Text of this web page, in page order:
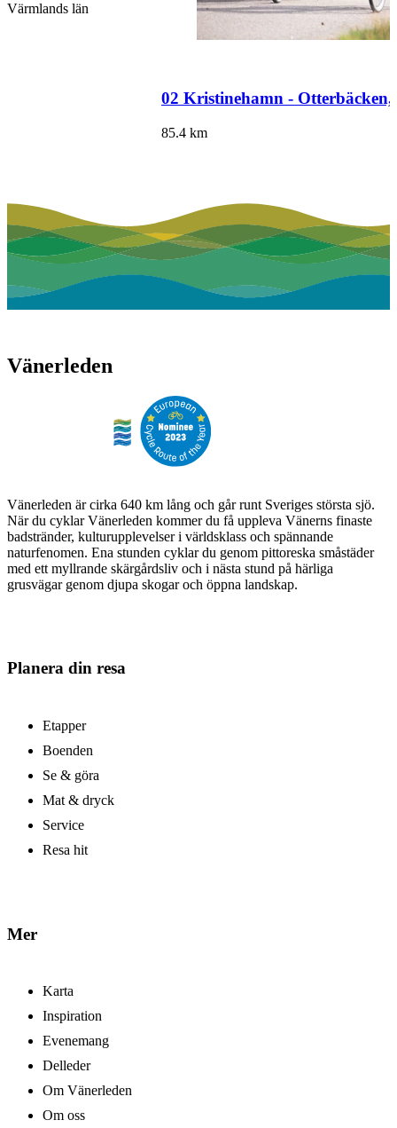
Värmlands län
02 Kristinehamn - Otterbäcken,
85.4 km
Vänerleden
Vänerleden är cirka 640 km lång och går runt Sveriges största sjö.
När du cyklar Vänerleden kommer du få uppleva Vänerns finaste
badstränder, kulturupplevelser i världsklass och spännande
naturfenomen. Ena stunden cyklar du genom pittoreska småstäder
med ett myllrande skärgårdsliv och i nästa stund på härliga
grusvägar genom djupa skogar och öppna landskap.
Planera din resa
Etapper
Boenden
Se & göra
Mat & dryck
Service
Resa hit
Mer
Karta
Inspiration
Evenemang
Delleder
Om Vänerleden
Om oss